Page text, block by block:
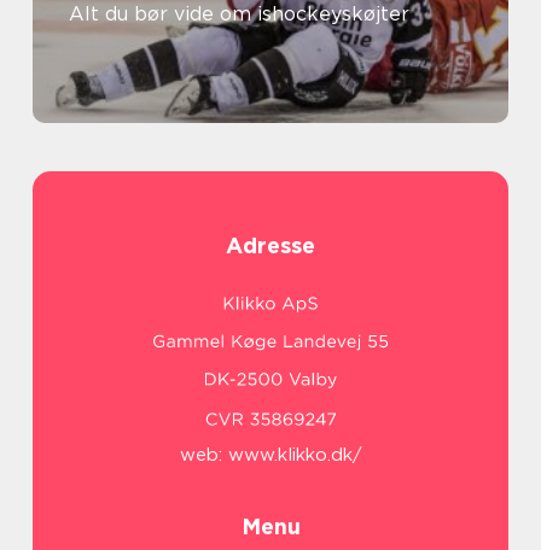
Alt du bør vide om ishockeyskøjter
Adresse
web: www.klikko.dk/
Menu